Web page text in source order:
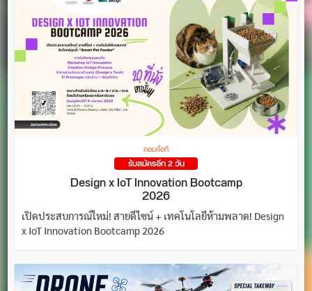
คอม/ไอที
รับสมัครอีก 2 วัน
Design x IoT Innovation Bootcamp
2026
เปิดประสบการณ์ใหม่! สายดีไซน์ + เทคโนโลยีห้ามพลาด! Design
x IoT Innovation Bootcamp 2026